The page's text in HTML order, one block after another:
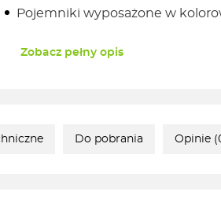
Pojemniki wyposażone w
Zobacz pełny opis
Do pobrania Opinie